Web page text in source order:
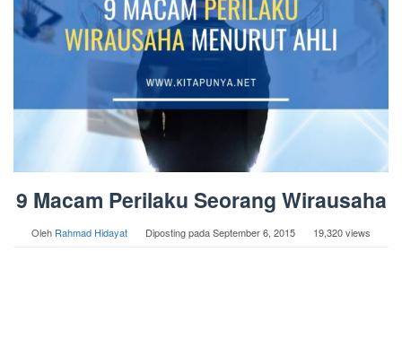
9 Macam Perilaku Seorang Wirausaha
Oleh Rahmad Hidayat Diposting padaSeptember 6, 2015 19,320 views